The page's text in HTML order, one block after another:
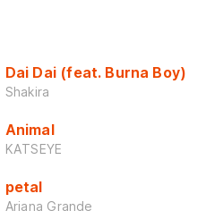
Dai Dai (feat. Burna Boy)
Shakira
Animal
KATSEYE
petal
Ariana Grande